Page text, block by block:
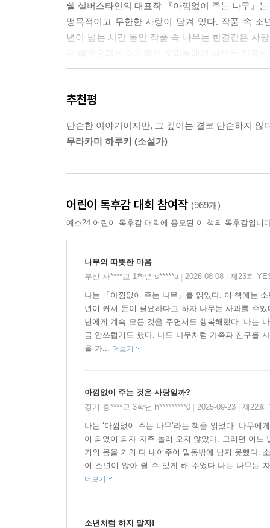
쉘 실버스타인의 대표작 『아낌없이 주는 나무』
맹목적이고 무한한 사랑이 담겨 있다. 작품 속
년이 넘는 시간 동안 작품 속 나무는 한결같은 사
“이젠 나도 필요한 게 별로 없어. 그저 편안히 앉아
소년은 그렇게 했습니다.
그래서 나무는 행복했습니다. _본문 중에서
『아낌없이 주는 나무』는 어른이 읽어도 손색없
야구 선수를 꿈꿨지만 야구에 소질이 없음을 깨
만화가로 활약했다. 그런 그에게 어린이책을 쓰
실버스타인의 최고 베스트셀러이자 가장 성공한
실버스타인의 생각을 읽을 수 있다. “나는 나이
『아낌없이 주는 나무』의 수많은 독자들이 한
이웃간의 사랑 등 다른 무게로 다양하게 해석하
모두에게 깊이 있는 진리와 감동을 전한다는 점이
추천평
단순한 이야기이지만, 그 깊이는 결코 단순하지
무라카미 하루키 (소설가)
어린이 독후감 대회 참여작 (969개)
예스24 어린이 독후감 대회에 응모된 이 책의 독후감입니
나무의 따뜻한 마음
부산 사****교 1학년 s*****a
2026-08-08 제23회
나는 「아낌없이 주는 나무」를 읽었다. 이 책에는
년이 커서 돈이 필요하다고 하자 나무는 사과를 주
년에게 계속 모든 것을 주면서도 행복해했다. 나는
금 안쓰럽기도 했다. 나도 나무처럼 가족과 친구를
을 가... 더보기
아낌없이 주는 것은 사랑일까?
경기 흥****교 3학년 h*********0
2025-09-23 제22회
나는 ‘아낌없이 주는 나무’라는 책을 읽었다. 나무
이 되었이 되자 자주 놀러 오지 않았다. 그러던 어느
기의 몸을 거의 다 내어주어 밑동밖에 남지 못했다.
어 소년이 앉아 쉴 수 있게 해 주었다.나는 나무는
더보기
소년처럼 하지 말자!